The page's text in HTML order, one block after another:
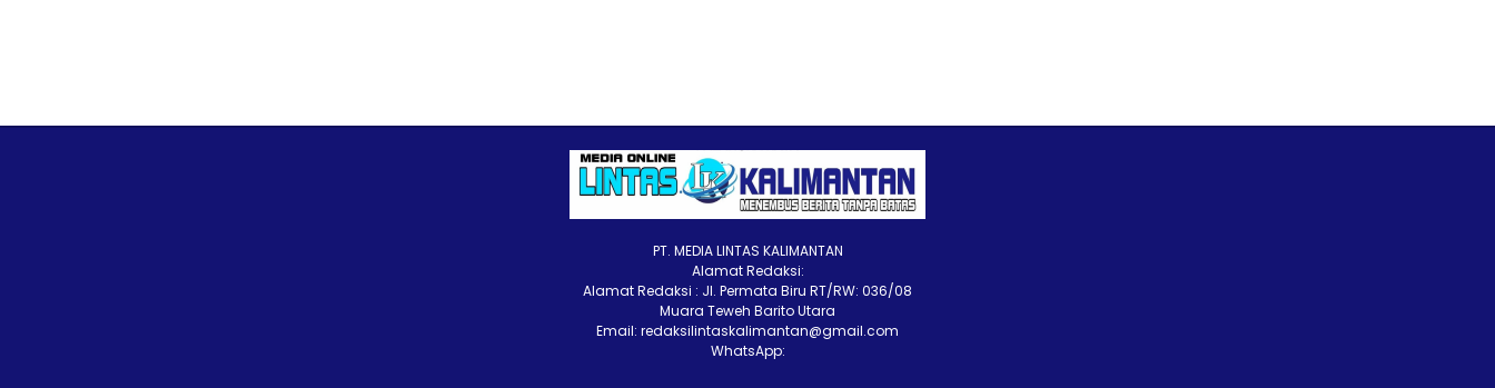
PT. MEDIA LINTAS KALIMANTAN
Alamat Redaksi:
Alamat Redaksi : Jl. Permata Biru RT/RW: 036/08
Muara Teweh Barito Utara
Email: redaksilintaskalimantan@gmail.com
WhatsApp: